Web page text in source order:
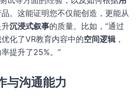
。这能证明您不仅能创造，更能从
沉浸式叙事的质量。比如，“通过
化了VR教育内容中的空间逻辑，
提升了25%。”
与沟通能力